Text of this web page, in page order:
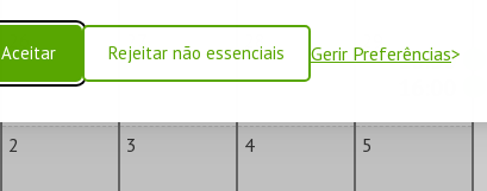
Aceitar Rejeitar não essenciais Gerir Preferências
27 28
10:30
2 3 4 5